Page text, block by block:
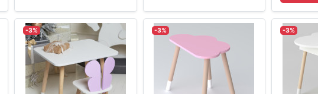
-3% -3% -3%